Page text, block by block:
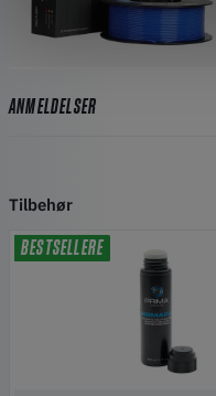
ANMELDELSER
Tilbehør
BESTSELLERE